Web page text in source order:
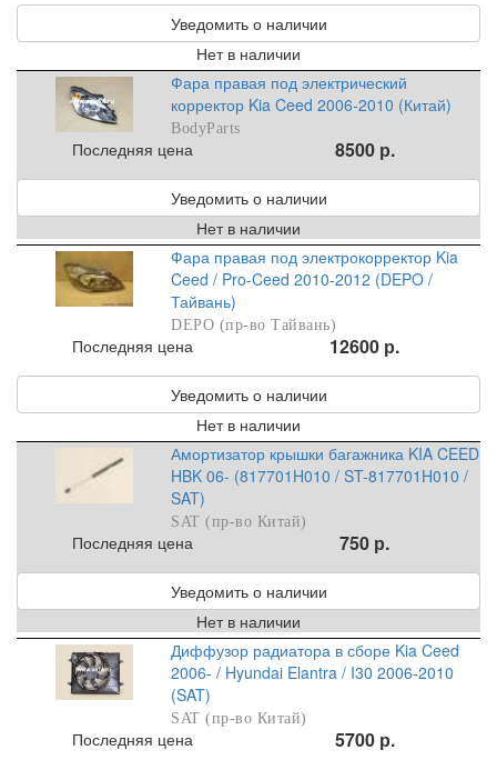
Уведомить о наличии
Нет в наличии
Фара правая под электрический
корректор Kia Ceed 2006-2010 (Китай)
BodyParts
Последняя цена 8500 р.
Уведомить о наличии
Нет в наличии
Фара правая под электрокорректор Kia
Ceed / Pro-Ceed 2010-2012 (DEPO /
Тайвань)
DEPO (пр-во Тайвань)
Последняя цена 12600 р.
Уведомить о наличии
Нет в наличии
Амортизатор крышки багажника KIA CEED
HBK 06- (817701H010 / ST-817701H010 /
SAT)
SAT (пр-во Китай)
Последняя цена 750 р.
Уведомить о наличии
Нет в наличии
Диффузор радиатора в сборе Kia Ceed
2006- / Hyundai Elantra / I30 2006-2010
(SAT)
SAT (пр-во Китай)
Последняя цена 5700 р.